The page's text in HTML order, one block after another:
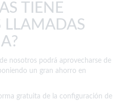
TIENE
LLAMADAS
nosotros podrá aprovecharse de
un gran ahorro en
gratuita de la configuración de